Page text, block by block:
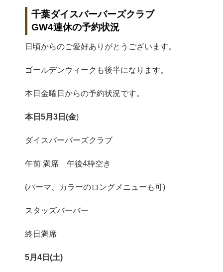
千葉ダイスバーバーズクラブ
GW4連休の予約状況
日頃からのご愛好ありがとうございます。
ゴールデンウィークも後半になります。
本日金曜日からの予約状況です。
本日5月3日(金)
ダイスバーバーズクラブ
午前 満席 午後4枠空き
(パーマ、カラーのロングメニューも可)
スタッズバーバー
終日満席
5月4日(土)